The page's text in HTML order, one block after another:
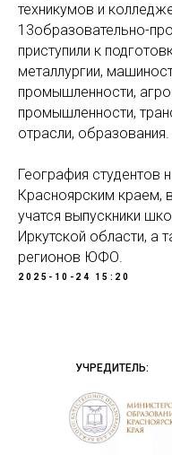
техникумов и
13образовательно-
приступили к
металлургии,
промышленности,
промышленности,
отрасли, образования.
География студентов
Красноярским краем,
учатся выпускники
Иркутской области, а
регионов ЮФО.
2025-10-24 15:20
УЧРЕДИТЕЛЬ: